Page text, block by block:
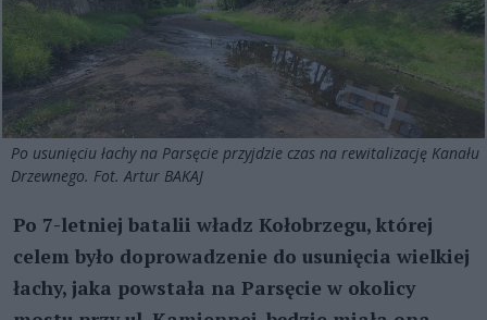
Po usunięciu łachy na Parsęcie przyjdzie czas na rewitalizację Kanału
Drzewnego. Fot. Artur BAKAJ
Po 7-letniej batalii władz Kołobrzegu, której
celem było doprowadzenie do usunięcia wielkiej
łachy, jaka powstała na Parsęcie w okolicy